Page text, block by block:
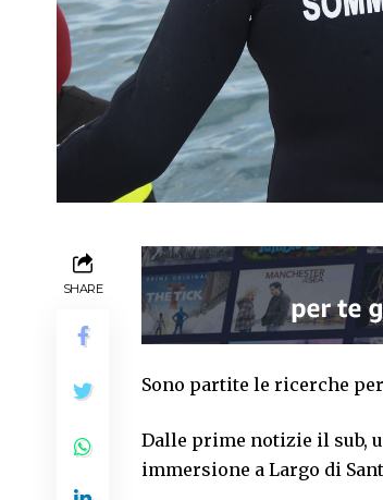
SHARE
Sono partite le ricerche
Dalle prime notizie il sub,
immersione a Largo di